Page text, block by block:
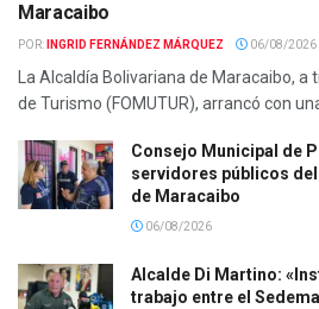
Maracaibo
POR: INGRID FERNÁNDEZ MÁRQUEZ 06/08/2026
La Alcaldía Bolivariana de Maracaibo, a
de Turismo (FOMUTUR), arrancó con
Consejo Municipal de
servidores públicos
de Maracaibo
06/08/2026
Alcalde Di Martino:
trabajo entre el